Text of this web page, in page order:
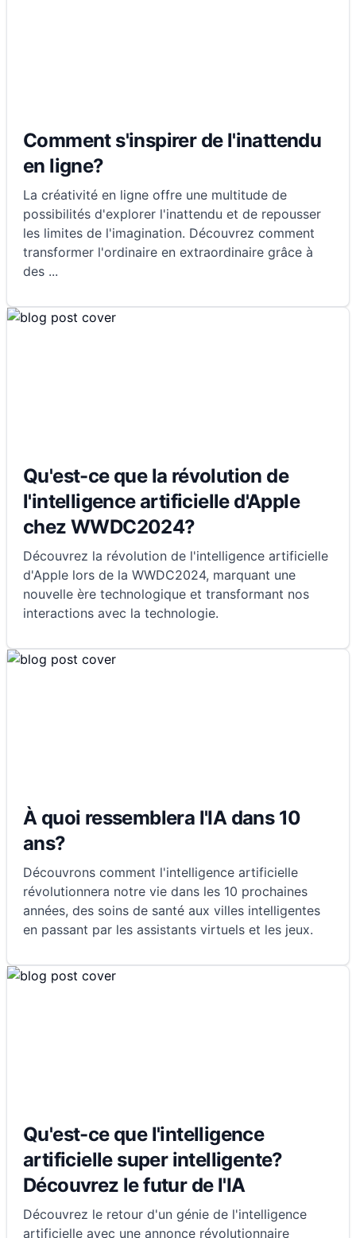
Comment s'inspirer de l'inattendu
en ligne?
La créativité en ligne offre une multitude de
possibilités d'explorer l'inattendu et de repousser
les limites de l'imagination. Découvrez comment
transformer l'ordinaire en extraordinaire grâce à
des ...
Qu'est-ce que la révolution de
l'intelligence artificielle d'Apple
chez WWDC2024?
Découvrez la révolution de l'intelligence artificielle
d'Apple lors de la WWDC2024, marquant une
nouvelle ère technologique et transformant nos
interactions avec la technologie.
À quoi ressemblera l'IA dans 10
ans?
Découvrons comment l'intelligence artificielle
révolutionnera notre vie dans les 10 prochaines
années, des soins de santé aux villes intelligentes
en passant par les assistants virtuels et les jeux.
Qu'est-ce que l'intelligence
artificielle super intelligente?
Découvrez le futur de l'IA
Découvrez le retour d'un génie de l'intelligence
artificielle avec une annonce révolutionnaire